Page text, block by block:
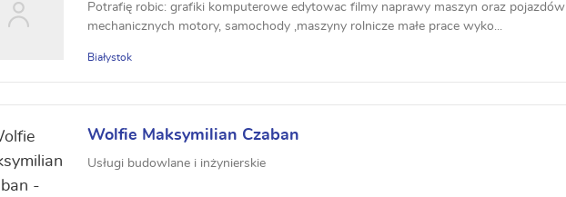
Potrafię robic: grafiki komputerowe edytowac filmy naprawy maszyn oraz pojazdów
mechanicznych motory, samochody ,maszyny rolnicze małe prace wyko...
Białystok
Wolfie Maksymilian Czaban
Usługi budowlane i inżynierskie